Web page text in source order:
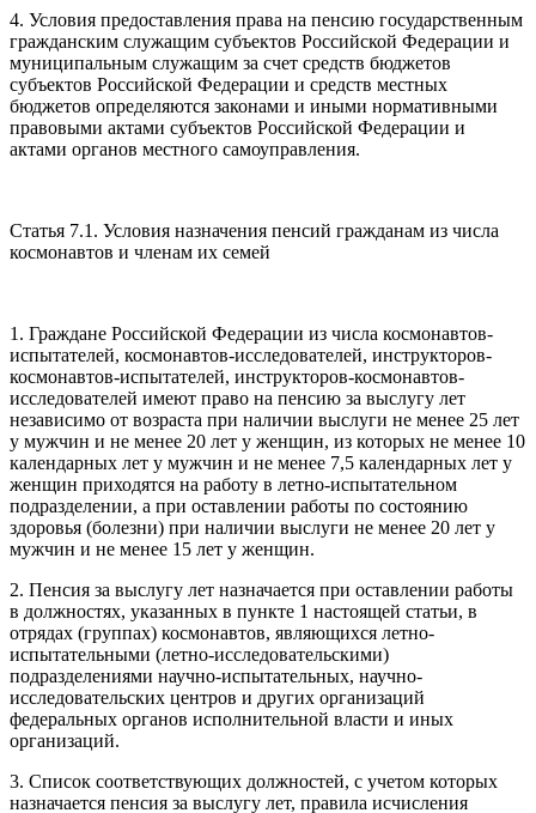
4. Условия предоставления права на пенсию государственным
гражданским служащим субъектов Российской Федерации и
муниципальным служащим за счет средств бюджетов
субъектов Российской Федерации и средств местных
бюджетов определяются законами и иными нормативными
правовыми актами субъектов Российской Федерации и
актами органов местного самоуправления.
Статья 7.1. Условия назначения пенсий гражданам из числа
космонавтов и членам их семей
1. Граждане Российской Федерации из числа космонавтов-
испытателей, космонавтов-исследователей, инструкторов-
космонавтов-испытателей, инструкторов-космонавтов-
исследователей имеют право на пенсию за выслугу лет
независимо от возраста при наличии выслуги не менее 25 лет
у мужчин и не менее 20 лет у женщин, из которых не менее 10
календарных лет у мужчин и не менее 7,5 календарных лет у
женщин приходятся на работу в летно-испытательном
подразделении, а при оставлении работы по состоянию
здоровья (болезни) при наличии выслуги не менее 20 лет у
мужчин и не менее 15 лет у женщин.
2. Пенсия за выслугу лет назначается при оставлении работы
в должностях, указанных в пункте 1 настоящей статьи, в
отрядах (группах) космонавтов, являющихся летно-
испытательными (летно-исследовательскими)
подразделениями научно-испытательных, научно-
исследовательских центров и других организаций
федеральных органов исполнительной власти и иных
организаций.
3. Список соответствующих должностей, с учетом которых
назначается пенсия за выслугу лет, правила исчисления